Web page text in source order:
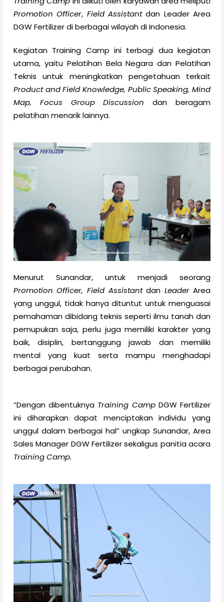
Promotion Officer, Field Assistantdan Leader Area
DGW Fertilizer di berbagai wilayah di Indonesia.
Kegiatan Training Camp ini terbagi dua kegiatan
utama, yaitu Pelatihan Bela Negara dan Pelatihan
Teknis untuk meningkatkan pengetahuan terkait
Product and Field Knowledge, Public Speaking, Mind
Map, Focus Group Discussiondan beragam
pelatihan menarik lainnya.
Menurut Sunandar, untuk menjadi seorang
Promotion Officer, Field Assistantdan LeaderArea
yang unggul, tidak hanya dituntut untuk menguasai
pemahaman dibidang teknis seperti ilmu tanah dan
pemupukan saja, perlu juga memiliki karakter yang
baik, disiplin, bertanggung jawab dan memiliki
mental yang kuat serta mampu menghadapi
berbagai perubahan.
“Dengan dibentuknya Training CampDGW Fertilizer
ini diharapkan dapat menciptakan individu yang
unggul dalam berbagai hal” ungkap Sunandar, Area
Sales Manager DGW Fertilizer sekaligus panitia acara
Training Camp.